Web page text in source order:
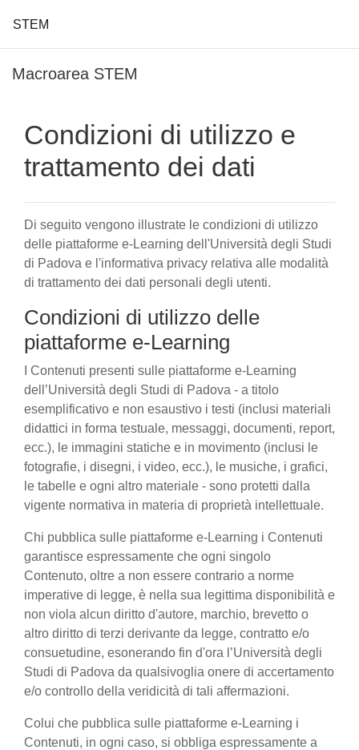
STEM
Macroarea STEM
Condizioni di utilizzo e
trattamento dei dati
Di seguito vengono illustrate le condizioni di utilizzo
delle piattaforme e-Learning dell'Università degli Studi
di Padova e l'informativa privacy relativa alle modalità
di trattamento dei dati personali degli utenti.
Condizioni di utilizzo delle
piattaforme e-Learning
I Contenuti presenti sulle piattaforme e-Learning
dell’Università degli Studi di Padova - a titolo
esemplificativo e non esaustivo i testi (inclusi materiali
didattici in forma testuale, messaggi, documenti, report,
ecc.), le immagini statiche e in movimento (inclusi le
fotografie, i disegni, i video, ecc.), le musiche, i grafici,
le tabelle e ogni altro materiale - sono protetti dalla
vigente normativa in materia di proprietà intellettuale.
Chi pubblica sulle piattaforme e-Learning i Contenuti
garantisce espressamente che ogni singolo
Contenuto, oltre a non essere contrario a norme
imperative di legge, è nella sua legittima disponibilità e
non viola alcun diritto d'autore, marchio, brevetto o
altro diritto di terzi derivante da legge, contratto e/o
consuetudine, esonerando fin d'ora l’Università degli
Studi di Padova da qualsivoglia onere di accertamento
e/o controllo della veridicità di tali affermazioni.
Colui che pubblica sulle piattaforme e-Learning i
Contenuti, in ogni caso, si obbliga espressamente a